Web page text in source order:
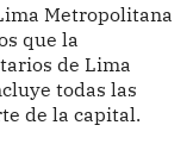
Metropolitana
que la
de Lima
todas las
de la capital.